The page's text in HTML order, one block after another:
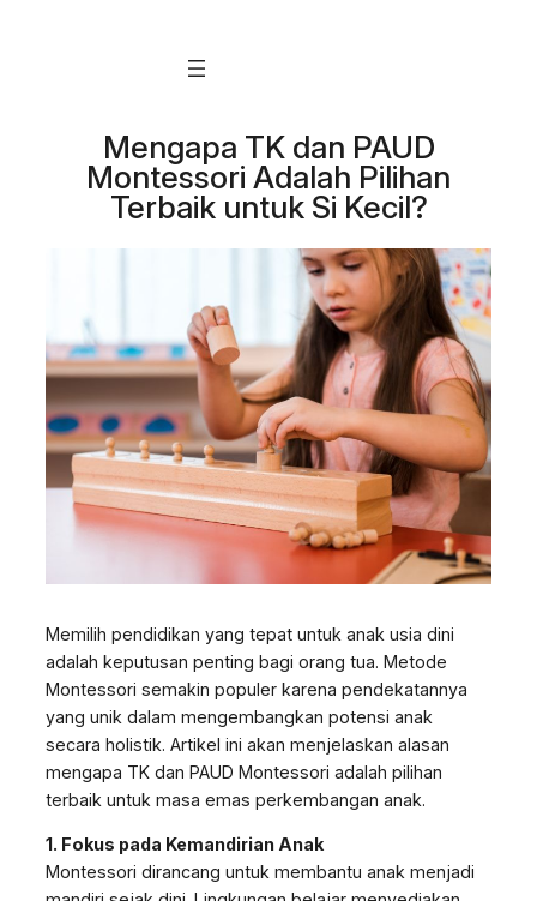
Mengapa TK dan PAUD
Montessori Adalah Pilihan
Terbaik untuk Si Kecil?
Memilih pendidikan yang tepat untuk anak usia dini
adalah keputusan penting bagi orang tua. Metode
Montessori semakin populer karena pendekatannya
yang unik dalam mengembangkan potensi anak
secara holistik. Artikel ini akan menjelaskan alasan
mengapa TK dan PAUD Montessori adalah pilihan
terbaik untuk masa emas perkembangan anak.
1. Fokus pada Kemandirian Anak
Montessori dirancang untuk membantu anak menjadi